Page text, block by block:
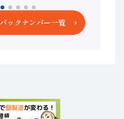
ックナンバー一覧